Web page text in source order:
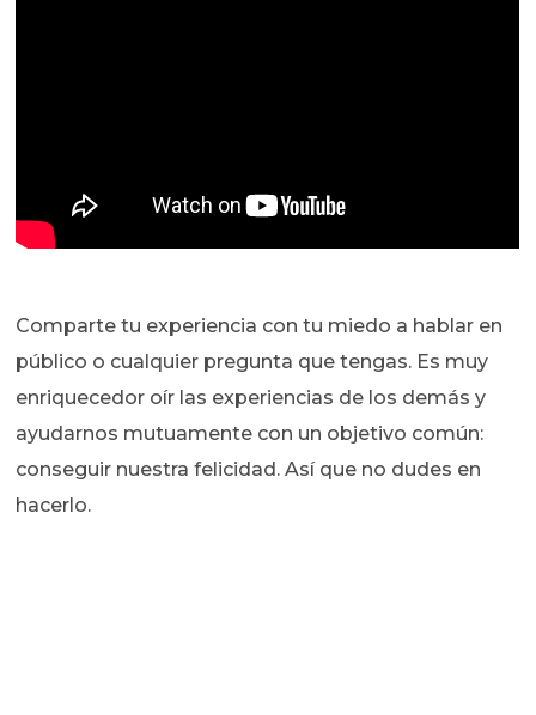
Comparte tu experiencia con tu miedo a hablar en
público o cualquier pregunta que tengas. Es muy
enriquecedor oír las experiencias de los demás y
ayudarnos mutuamente con un objetivo común:
conseguir nuestra felicidad. Así que no dudes en
hacerlo.